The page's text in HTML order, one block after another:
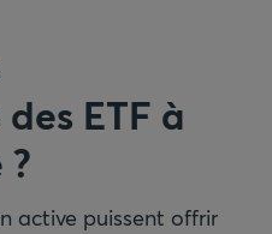
ETF à
active puissent offrir